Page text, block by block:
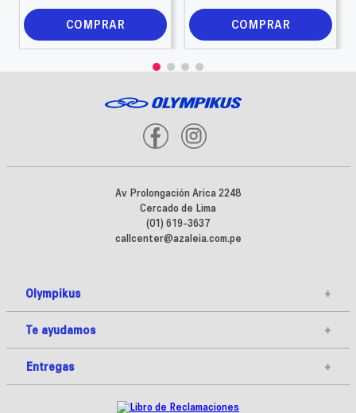
COMPRAR COMPRAR
Av Prolongación Arica 2248
Cercado de Lima
(01) 619-3637
callcenter@azaleia.com.pe
Olympikus +
Te ayudamos +
Entregas +